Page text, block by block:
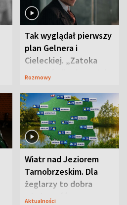
Tak wyglądał pierwszy
plan Gelnera i
Cieleckiej. „Zatoka
szpiegów” od razu ich
Rozmowy
Wiatr nad Jeziorem
Tarnobrzeskim. Dla
żeglarzy to dobra
wiadomość
Aktualności